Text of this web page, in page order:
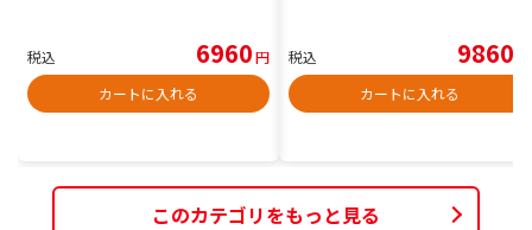
税込 6960円
カートに入れる
税込 9860
カートに入れる
このカテゴリをもっと見る